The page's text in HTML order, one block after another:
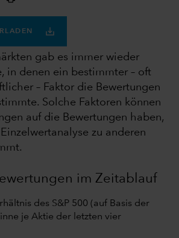
gab es immer wieder
in denen ein bestimmter – oft
– Faktor die Bewertungen
Solche Faktoren können
auf die Bewertungen haben,
zu anderen
im Zeitablauf
des S&P 500 (auf Basis der
je Aktie der letzten vier